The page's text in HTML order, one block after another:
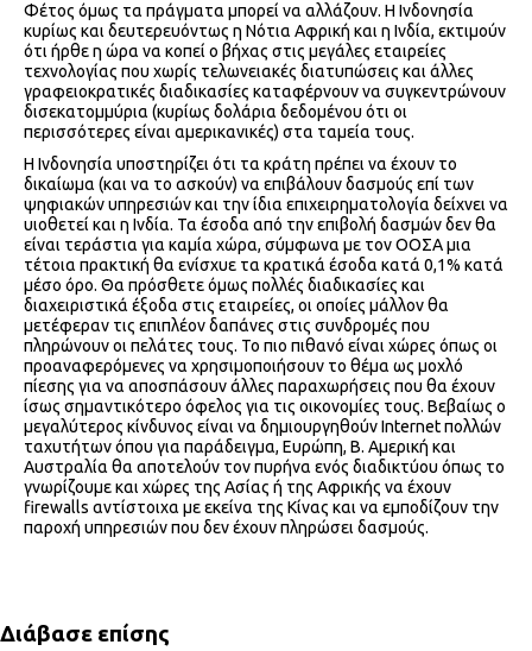
Φέτος όμως τα πράγματα μπορεί να αλλάζουν. Η Ινδονησία
κυρίως και δευτερευόντως η Νότια Αφρική και η Ινδία, εκτιμούν
ότι ήρθε η ώρα να κοπεί ο βήχας στις μεγάλες εταιρείες
τεχνολογίας που χωρίς τελωνειακές διατυπώσεις και άλλες
γραφειοκρατικές διαδικασίες καταφέρνουν να συγκεντρώνουν
δισεκατομμύρια (κυρίως δολάρια δεδομένου ότι οι
περισσότερες είναι αμερικανικές) στα ταμεία τους.
Η Ινδονησία υποστηρίζει ότι τα κράτη πρέπει να έχουν το
δικαίωμα (και να το ασκούν) να επιβάλουν δασμούς επί των
ψηφιακών υπηρεσιών και την ίδια επιχειρηματολογία δείχνει να
υιοθετεί και η Ινδία. Τα έσοδα από την επιβολή δασμών δεν θα
είναι τεράστια για καμία χώρα, σύμφωνα με τον ΟΟΣΑ μια
τέτοια πρακτική θα ενίσχυε τα κρατικά έσοδα κατά 0,1% κατά
μέσο όρο. Θα πρόσθετε όμως πολλές διαδικασίες και
διαχειριστικά έξοδα στις εταιρείες, οι οποίες μάλλον θα
μετέφεραν τις επιπλέον δαπάνες στις συνδρομές που
πληρώνουν οι πελάτες τους. Το πιο πιθανό είναι χώρες όπως οι
προαναφερόμενες να χρησιμοποιήσουν το θέμα ως μοχλό
πίεσης για να αποσπάσουν άλλες παραχωρήσεις που θα έχουν
ίσως σημαντικότερο όφελος για τις οικονομίες τους. Βεβαίως ο
μεγαλύτερος κίνδυνος είναι να δημιουργηθούν Internet πολλών
ταχυτήτων όπου για παράδειγμα, Ευρώπη, Β. Αμερική και
Αυστραλία θα αποτελούν τον πυρήνα ενός διαδικτύου όπως το
γνωρίζουμε και χώρες της Ασίας ή της Αφρικής να έχουν
firewalls αντίστοιχα με εκείνα της Κίνας και να εμποδίζουν την
παροχή υπηρεσιών που δεν έχουν πληρώσει δασμούς.
Διάβασε επίσης